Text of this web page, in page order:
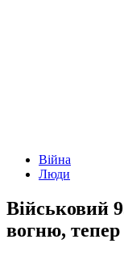
Війна
Люди
Військовий
вогню,